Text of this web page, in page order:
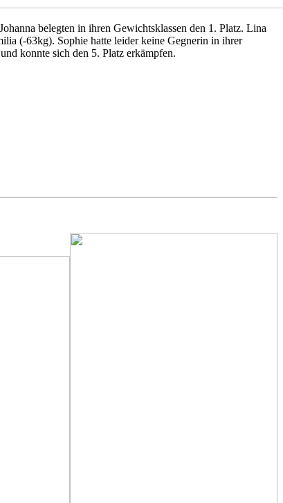
belegten in ihren Gewichtsklassen den 1. Platz. Lina
(-63kg). Sophie hatte leider keine Gegnerin in ihrer
konnte sich den 5. Platz erkämpfen.